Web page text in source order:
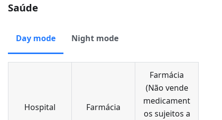
Saúde
Day mode Night mode
Hospital Farmácia
Farmácia
(Não vende
medicament
os sujeitos a